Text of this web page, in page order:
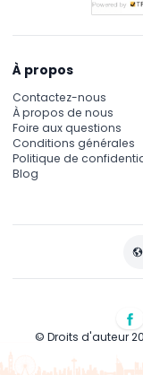
À propos
Contactez-nous
À propos de nous
Foire aux questions
Conditions générales
Politique de
Blog
© Droits d'auteur